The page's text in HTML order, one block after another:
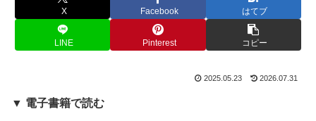
X Facebook はてブ
LINE Pinterest コピー
2025.05.23 2026.07.31
▼ 電子書籍で読む